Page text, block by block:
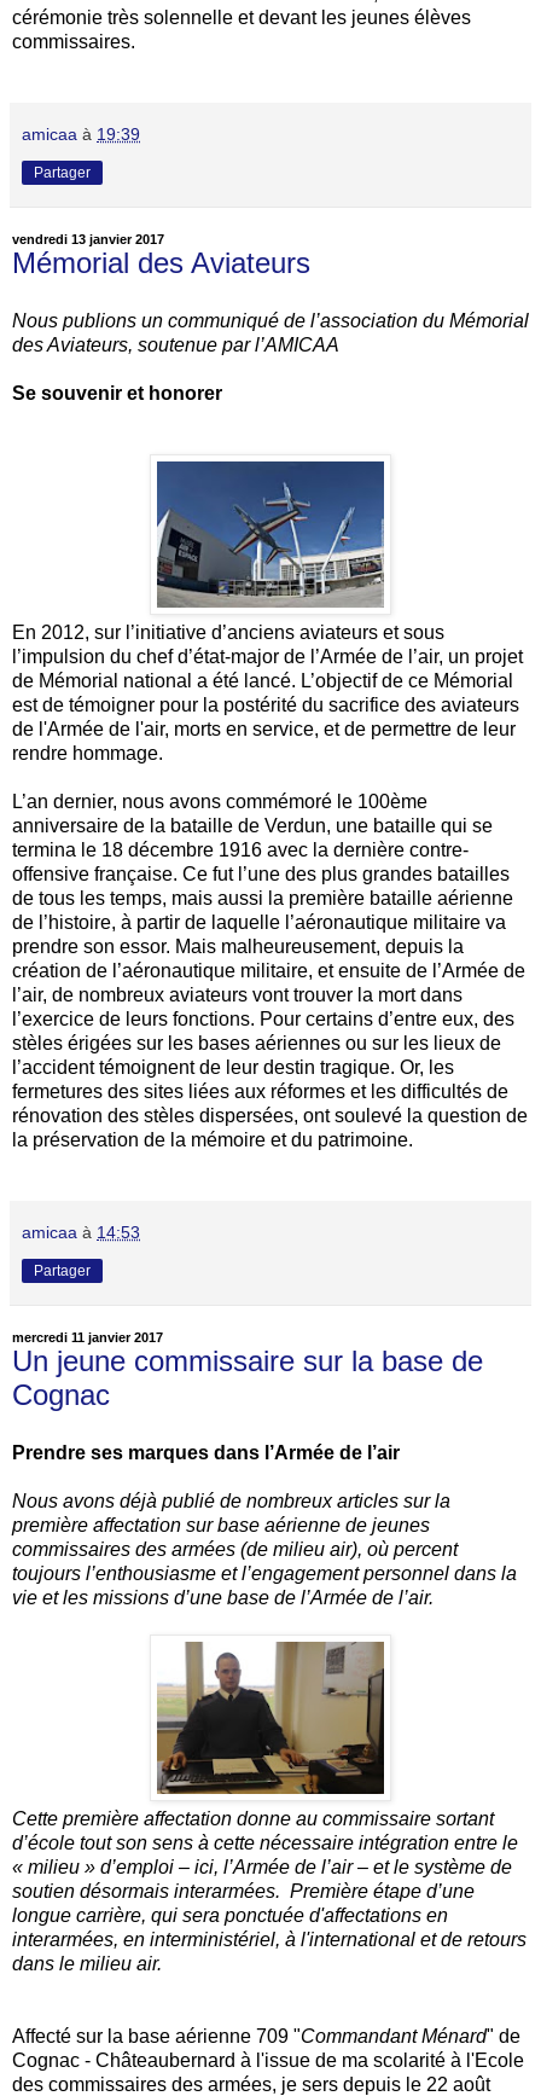
cérémonie très solennelle et devant les jeunes élèves
commissaires.
amicaa à 19:39
Partager
vendredi 13 janvier 2017
Mémorial des Aviateurs
Nous publions un communiqué de l’association du Mémorial
des Aviateurs, soutenue par l’AMICAA
Se souvenir et honorer
En 2012, sur l’initiative d’anciens aviateurs et sous
l’impulsion du chef d’état-major de l’Armée de l’air, un projet
de Mémorial national a été lancé. L’objectif de ce Mémorial
est de témoigner pour la postérité du sacrifice des aviateurs
de l'Armée de l'air, morts en service, et de permettre de leur
rendre hommage.
L’an dernier, nous avons commémoré le 100ème
anniversaire de la bataille de Verdun, une bataille qui se
termina le 18 décembre 1916 avec la dernière contre-
offensive française. Ce fut l’une des plus grandes batailles
de tous les temps, mais aussi la première bataille aérienne
de l’histoire, à partir de laquelle l’aéronautique militaire va
prendre son essor. Mais malheureusement, depuis la
création de l’aéronautique militaire, et ensuite de l’Armée de
l’air, de nombreux aviateurs vont trouver la mort dans
l’exercice de leurs fonctions. Pour certains d’entre eux, des
stèles érigées sur les bases aériennes ou sur les lieux de
l’accident témoignent de leur destin tragique. Or, les
fermetures des sites liées aux réformes et les difficultés de
rénovation des stèles dispersées, ont soulevé la question de
la préservation de la mémoire et du patrimoine.
amicaa à 14:53
Partager
mercredi 11 janvier 2017
Un jeune commissaire sur la base de
Cognac
Prendre ses marques dans l’Armée de l’air
Nous avons déjà publié de nombreux articles sur la
première affectation sur base aérienne de jeunes
commissaires des armées (de milieu air), où percent
toujours l’enthousiasme et l’engagement personnel dans la
vie et les missions d’une base de l’Armée de l’air.
Cette première affectation donne au commissaire sortant
d’école tout son sens à cette nécessaire intégration entre le
« milieu » d’emploi – ici, l’Armée de l’air – et le système de
soutien désormais interarmées. Première étape d’une
longue carrière, qui sera ponctuée d'affectations en
interarmées, en interministériel, à l'international et de retours
dans le milieu air.
Affecté sur la base aérienne 709 "Commandant Ménard" de
Cognac - Châteaubernard à l'issue de ma scolarité à l'Ecole
des commissaires des armées, je sers depuis le 22 août